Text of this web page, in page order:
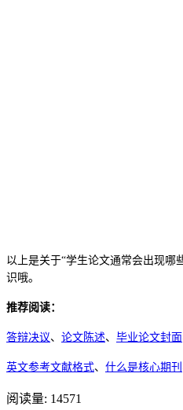
以上是关于“学生论文通常会出现哪
识哦。
推荐阅读：
答辩决议、 论文陈述、 毕业论文封面
英文参考文献格式、 什么是核心期刊
阅读量: 14571